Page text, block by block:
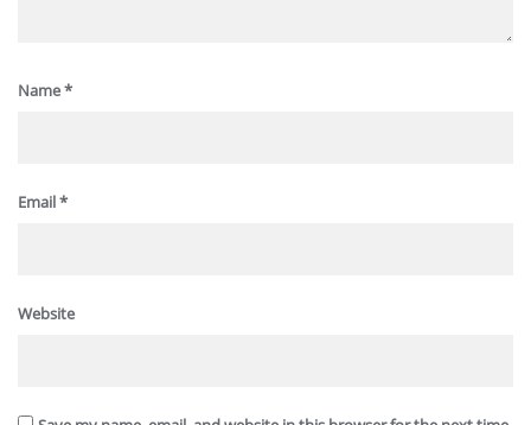
Name*
Email*
Website